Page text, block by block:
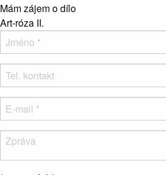
Mám zájem o dílo
Art-róza II.